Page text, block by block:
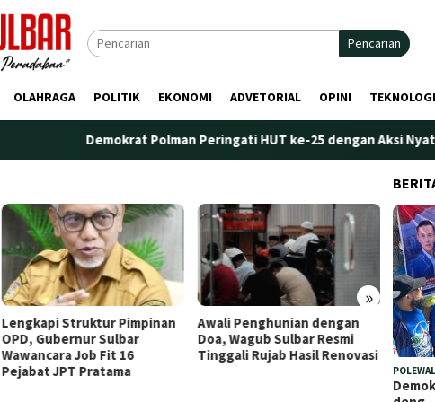
Pencarian
OLAHRAGA POLITIK EKONOMI ADVETORIAL OPINI TEKNOLOGI
Demokrat Polman Peringati HUT ke-25 dengan Aksi Nyata di Pantai
»
Lengkapi Struktur Pimpinan
OPD, Gubernur Sulbar
Wawancara Job Fit 16
Pejabat JPT Pratama
Awali Penghunian dengan
Doa, Wagub Sulbar Resmi
Tinggali Rujab Hasil Renovasi
Plt.